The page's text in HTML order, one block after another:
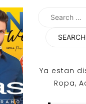
Search
Ya estan
Ropa,